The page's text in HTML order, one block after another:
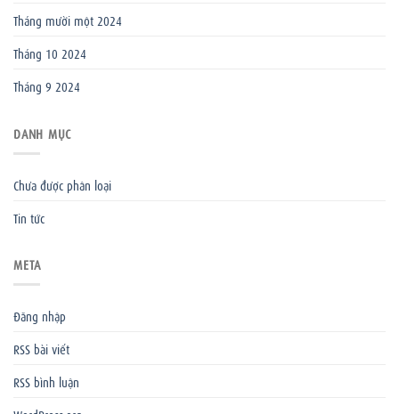
Tháng mười một 2024
Tháng 10 2024
Tháng 9 2024
DANH MỤC
Chưa được phân loại
Tin tức
META
Đăng nhập
RSS bài viết
RSS bình luận